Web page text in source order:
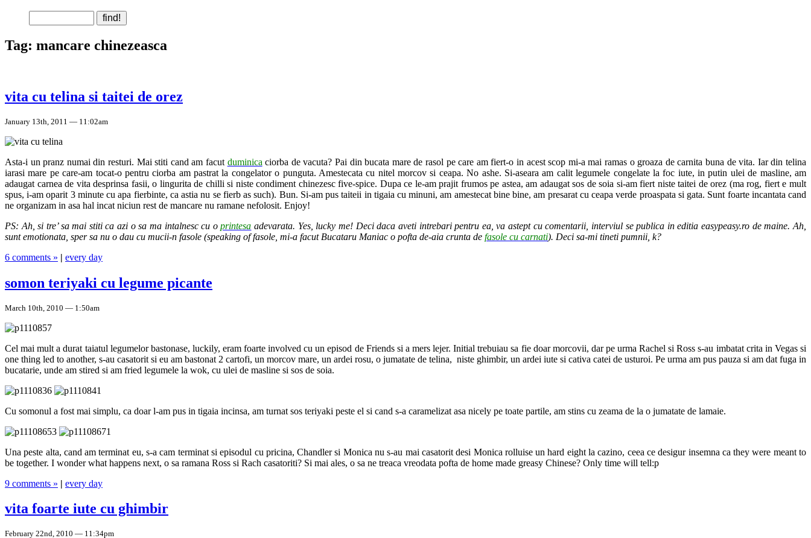
Tag: mancare chinezeasca
vita cu telina si taitei de orez
January 13th, 2011 — 11:02am
Asta-i un pranz numai din resturi. Mai stiti cand am facut duminica ciorba de vacuta? Pai din bucata mare de rasol pe care am fiert-o in acest scop mi-a mai ramas o groaza de carnita buna de vita. Iar din telina
iarasi mare pe care-am tocat-o pentru ciorba am pastrat la congelator o punguta. Amestecata cu nitel morcov si ceapa. No ashe. Si-aseara am calit legumele congelate la foc iute, in putin ulei de masline, am
adaugat carnea de vita desprinsa fasii, o lingurita de chilli si niste condiment chinezesc five-spice. Dupa ce le-am prajit frumos pe astea, am adaugat sos de soia si-am fiert niste taitei de orez (ma rog, fiert e mult
spus, i-am oparit 3 minute cu apa fierbinte, ca astia nu se fierb as such). Bun. Si-am pus taiteii in tigaia cu minuni, am amestecat bine bine, am presarat cu ceapa verde proaspata si gata. Sunt foarte incantata cand
ne organizam in asa hal incat niciun rest de mancare nu ramane nefolosit. Enjoy!
PS: Ah, si tre’ sa mai stiti ca azi o sa ma intalnesc cu oprintesa adevarata. Yes, lucky me! Deci daca aveti intrebari pentru ea, va astept cu comentarii, interviul se publica in editia easypeasy.ro de maine. Ah,
sunt emotionata, sper sa nu o dau cu mucii-n fasole (speaking of fasole, mi-a facut Bucataru Maniac o pofta de-aia crunta de fasole cu carnati). Deci sa-mi tineti pumnii, k?
6 comments » | every day
somon teriyaki cu legume picante
March 10th, 2010 — 1:50am
Cel mai mult a durat taiatul legumelor bastonase, luckily, eram foarte involved cu un episod de Friends si a mers lejer. Initial trebuiau sa fie doar morcovii, dar pe urma Rachel si Ross s-au imbatat crita in Vegas si
one thing led to another, s-au casatorit si eu am bastonat 2 cartofi, un morcov mare, un ardei rosu, o jumatate de telina, niste ghimbir, un ardei iute si cativa catei de usturoi. Pe urma am pus pauza si am dat fuga in
bucatarie, unde am stired si am fried legumele la wok, cu ulei de masline si sos de soia.
Cu somonul a fost mai simplu, ca doar l-am pus in tigaia incinsa, am turnat sos teriyaki peste el si cand s-a caramelizat asa nicely pe toate partile, am stins cu zeama de la o jumatate de lamaie.
Una peste alta, cand am terminat eu, s-a cam terminat si episodul cu pricina, Chandler si Monica nu s-au mai casatorit desi Monica rolluise un hard eight la cazino, ceea ce desigur insemna ca they were meant to
be together. I wonder what happens next, o sa ramana Ross si Rach casatoriti? Si mai ales, o sa ne treaca vreodata pofta de home made greasy Chinese? Only time will tell:p
9 comments » | every day
vita foarte iute cu ghimbir
February 22nd, 2010 — 11:34pm